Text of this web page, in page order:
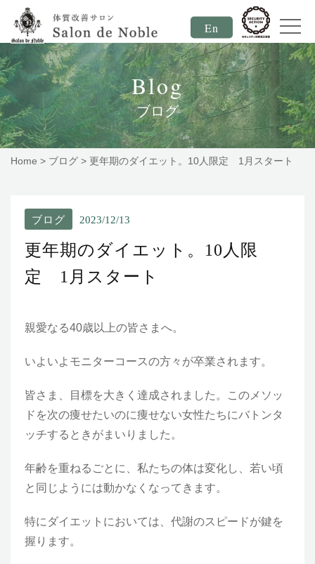
En
Blog
ブログ
Home > ブログ > 更年期のダイエット。10人限定 1月スタート
ブログ 2023/12/13
更年期のダイエット。10人限
定 1月スタート
親愛なる40歳以上の皆さまへ。
いよいよモニターコースの方々が卒業されます。
皆さま、目標を大きく達成されました。このメソッ
ドを次の痩せたいのに痩せない女性たちにバトンタ
ッチするときがまいりました。
年齢を重ねるごとに、私たちの体は変化し、若い頃
と同じようには動かなくなってきます。
特にダイエットにおいては、代謝のスピードが鍵を
握ります。